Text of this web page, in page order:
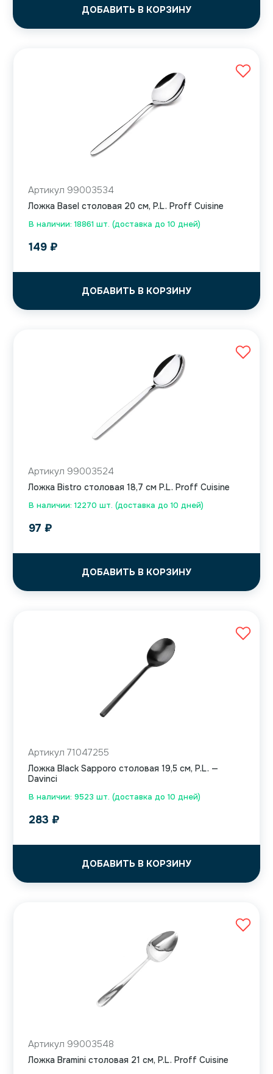
ДОБАВИТЬ В КОРЗИНУ
В наличии: 18861 шт. (доставка до 10 дней)
Артикул 99003534
Ложка Basel столовая 20 см, P.L. Proff Cuisine
149 ₽
ДОБАВИТЬ В КОРЗИНУ
В наличии: 12270 шт. (доставка до 10 дней)
Артикул 99003524
Ложка Bistro столовая 18,7 см P.L. Proff Cuisine
97 ₽
ДОБАВИТЬ В КОРЗИНУ
В наличии: 9523 шт. (доставка до 10 дней)
Артикул 71047255
Ложка Black Sapporo столовая 19,5 см, P.L. —
Davinci
283 ₽
ДОБАВИТЬ В КОРЗИНУ
Артикул 99003548
Ложка Bramini столовая 21 см, P.L. Proff Cuisine